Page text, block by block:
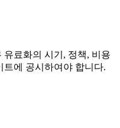
료화의 시기, 정책, 비용
트에 공시하여야 합니다.